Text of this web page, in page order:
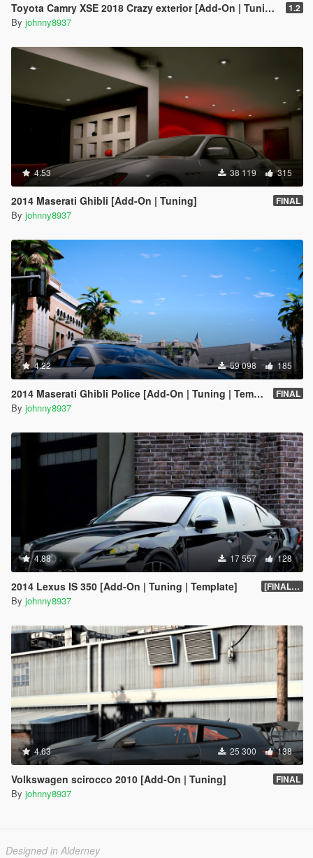
Toyota Camry XSE 2018 Crazy exterior [Add-On | Tuning] 1.2
By johnny8937
4.53 38 119 315
2014 Maserati Ghibli [Add-On | Tuning] FINAL
By johnny8937
4.22 59 098 185
2014 Maserati Ghibli Police [Add-On | Tuning | Template] FINAL
By johnny8937
4.88 17 557 128
2014 Lexus IS 350 [Add-On | Tuning | Template] [FINAL.A]
By johnny8937
4.63 25 300 138
Volkswagen scirocco 2010 [Add-On | Tuning] FINAL
By johnny8937
Designed in Alderney